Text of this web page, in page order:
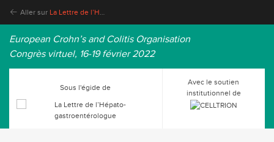
Aller sur La Lettre de l’Hépato-gastroentérologue
European Crohn’s and Colitis Organisation
Congrès virtuel, 16-19 février 2022
Sous l'égide de
Avec le soutien
institutionnel de